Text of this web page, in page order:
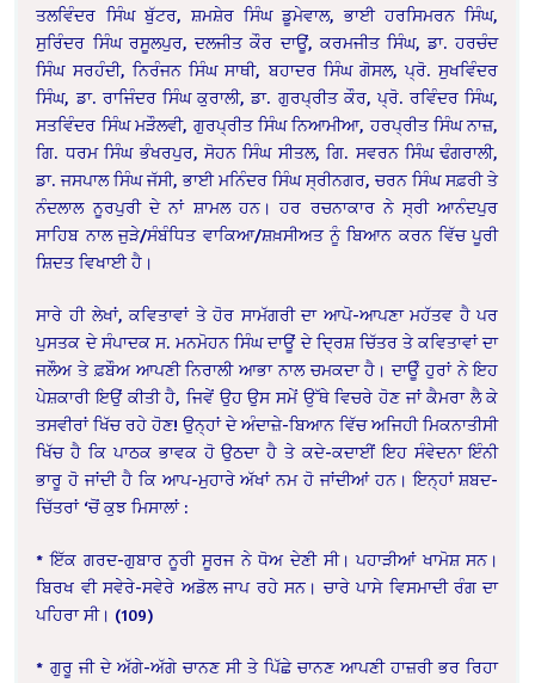
ਤਲਵਿੰਦਰ ਸਿੰਘ ਬੁੱਟਰ, ਸ਼ਮਸ਼ੇਰ ਸਿੰਘ ਡੂਮੇਵਾਲ, ਭਾਈ ਹਰਸਿਮਰਨ ਸਿੰਘ,
ਸੁਰਿੰਦਰ ਸਿੰਘ ਰਸੂਲਪੁਰ, ਦਲਜੀਤ ਕੌਰ ਦਾਊਂ, ਕਰਮਜੀਤ ਸਿੰਘ, ਡਾ. ਹਰਚੰਦ
ਸਿੰਘ ਸਰਹੰਦੀ, ਨਿਰੰਜਨ ਸਿੰਘ ਸਾਥੀ, ਬਹਾਦਰ ਸਿੰਘ ਗੋਸਲ, ਪ੍ਰੋ. ਸੁਖਵਿੰਦਰ
ਸਿੰਘ, ਡਾ. ਰਾਜਿੰਦਰ ਸਿੰਘ ਕੁਰਾਲੀ, ਡਾ. ਗੁਰਪ੍ਰੀਤ ਕੌਰ, ਪ੍ਰੋ. ਰਵਿੰਦਰ ਸਿੰਘ,
ਸਤਵਿੰਦਰ ਸਿੰਘ ਮੜੌਲਵੀ, ਗੁਰਪ੍ਰੀਤ ਸਿੰਘ ਨਿਆਮੀਆ, ਹਰਪ੍ਰੀਤ ਸਿੰਘ ਨਾਜ਼,
ਗਿ. ਧਰਮ ਸਿੰਘ ਭੰਖਰਪੁਰ, ਸੋਹਨ ਸਿੰਘ ਸੀਤਲ, ਗਿ. ਸਵਰਨ ਸਿੰਘ ਢੰਗਰਾਲੀ,
ਡਾ. ਜਸਪਾਲ ਸਿੰਘ ਜੱਸੀ, ਭਾਈ ਮਨਿੰਦਰ ਸਿੰਘ ਸ੍ਰੀਨਗਰ, ਚਰਨ ਸਿੰਘ ਸਫ਼ਰੀ ਤੇ
ਨੰਦਲਾਲ ਨੂਰਪੁਰੀ ਦੇ ਨਾਂ ਸ਼ਾਮਲ ਹਨ। ਹਰ ਰਚਨਾਕਾਰ ਨੇ ਸ੍ਰੀ ਆਨੰਦਪੁਰ
ਸਾਹਿਬ ਨਾਲ ਜੁੜੇ/ਸੰਬੰਧਿਤ ਵਾਕਿਆ/ਸ਼ਖ਼ਸੀਅਤ ਨੂੰ ਬਿਆਨ ਕਰਨ ਵਿੱਚ ਪੂਰੀ
ਸ਼ਿਦਤ ਵਿਖਾਈ ਹੈ।
ਸਾਰੇ ਹੀ ਲੇਖਾਂ, ਕਵਿਤਾਵਾਂ ਤੇ ਹੋਰ ਸਾਮੱਗਰੀ ਦਾ ਆਪੋ-ਆਪਣਾ ਮਹੱਤਵ ਹੈ ਪਰ
ਪੁਸਤਕ ਦੇ ਸੰਪਾਦਕ ਸ. ਮਨਮੋਹਨ ਸਿੰਘ ਦਾਊਂ ਦੇ ਦ੍ਰਿਸ਼ ਚਿੱਤਰ ਤੇ ਕਵਿਤਾਵਾਂ ਦਾ
ਜਲੌਅ ਤੇ ਫ਼ਬੌਅ ਆਪਣੀ ਨਿਰਾਲੀ ਆਭਾ ਨਾਲ ਚਮਕਦਾ ਹੈ। ਦਾਊੰ ਹੁਰਾਂ ਨੇ ਇਹ
ਪੇਸ਼ਕਾਰੀ ਇਉਂ ਕੀਤੀ ਹੈ, ਜਿਵੇਂ ਉਹ ਉਸ ਸਮੇਂ ਉੱਥੇ ਵਿਚਰੇ ਹੋਣ ਜਾਂ ਕੈਮਰਾ ਲੈ ਕੇ
ਤਸਵੀਰਾਂ ਖਿੱਚ ਰਹੇ ਹੋਣ! ਉਨ੍ਹਾਂ ਦੇ ਅੰਦਾਜ਼ੇ-ਬਿਆਨ ਵਿੱਚ ਅਜਿਹੀ ਮਿਕਨਾਤੀਸੀ
ਖਿੱਚ ਹੈ ਕਿ ਪਾਠਕ ਭਾਵਕ ਹੋ ਉਠਦਾ ਹੈ ਤੇ ਕਦੇ-ਕਦਾਈਂ ਇਹ ਸੰਵੇਦਨਾ ਇੰਨੀ
ਭਾਰੂ ਹੋ ਜਾਂਦੀ ਹੈ ਕਿ ਆਪ-ਮੁਹਾਰੇ ਅੱਖਾਂ ਨਮ ਹੋ ਜਾਂਦੀਆਂ ਹਨ। ਇਨ੍ਹਾਂ ਸ਼ਬਦ-
ਚਿੱਤਰਾਂ ‘ਚੋਂ ਕੁਝ ਮਿਸਾਲਾਂ :
* ਇੱਕ ਗਰਦ-ਗੁਬਾਰ ਨੂਰੀ ਸੂਰਜ ਨੇ ਧੋਅ ਦੇਣੀ ਸੀ। ਪਹਾੜੀਆਂ ਖਾਮੋਸ਼ ਸਨ।
ਬਿਰਖ ਵੀ ਸਵੇਰੇ-ਸਵੇਰੇ ਅਡੋਲ ਜਾਪ ਰਹੇ ਸਨ। ਚਾਰੇ ਪਾਸੇ ਵਿਸਮਾਦੀ ਰੰਗ ਦਾ
ਪਹਿਰਾ ਸੀ। (109)
* ਗੁਰੂ ਜੀ ਦੇ ਅੱਗੇ-ਅੱਗੇ ਚਾਨਣ ਸੀ ਤੇ ਪਿੱਛੇ ਚਾਨਣ ਆਪਣੀ ਹਾਜ਼ਰੀ ਭਰ ਰਿਹਾ